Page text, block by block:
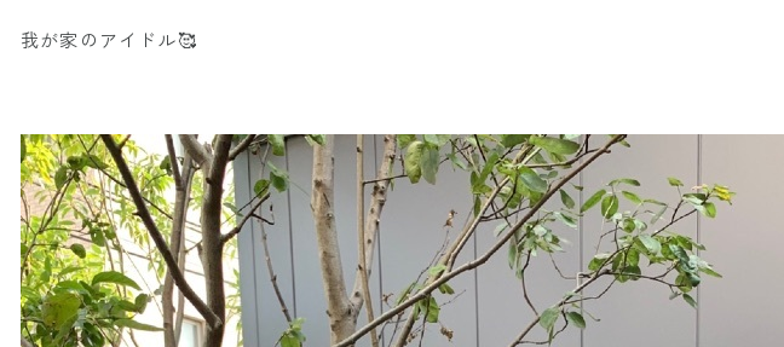
我が家のアイドル🥰